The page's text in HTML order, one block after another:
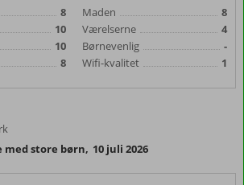
8
10
10
8
Maden
8
Værelserne
4
Børnevenlig
-
Wifi-kvalitet
1
med store børn, 10 juli 2026